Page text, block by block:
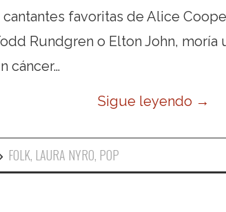
cantantes favoritas de Alice
Rundgren o Elton John, moría
cáncer…
Sigue leyendo →
FOLK, LAURA NYRO, POP